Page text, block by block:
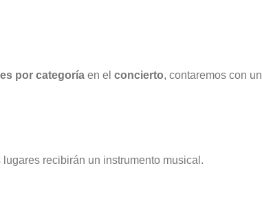
por categoría en el concierto, contaremos con un
recibirán un instrumento musical.